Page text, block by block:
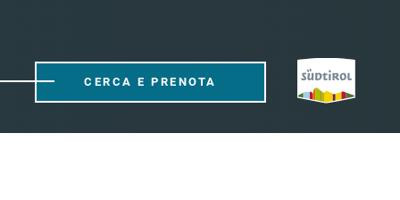
CERCA E PRENOTA